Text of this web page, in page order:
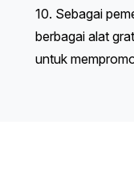
10. Sebagai
berbagai alat
untuk